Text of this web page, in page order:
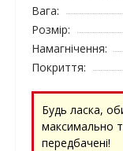
Вага:
Розмір:
Намагнічення:
Покриття:
Будь ласка,
максимально
передбачені!